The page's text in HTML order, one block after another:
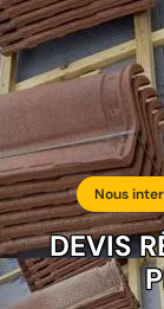
Nous
DEVIS